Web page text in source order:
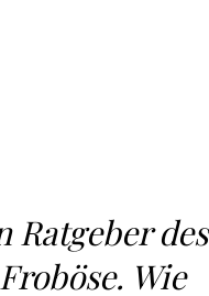
Ratgeber des
Wie